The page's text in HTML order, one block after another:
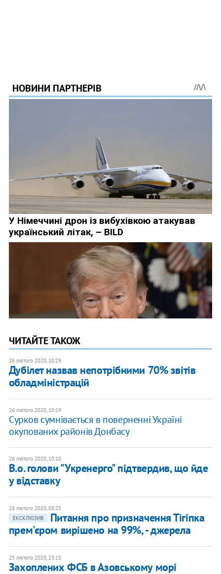
ЧИТАЙТЕ ТАКОЖ
26 лютого 2020, 10:29
Дубілет назвав непотрібними 70% звітів
обладміністрацій
26 лютого 2020, 10:19
Сурков сумнівається в поверненні Україні
окупованих районів Донбасу
26 лютого 2020, 10:10
В.о. голови "Укренерго" підтвердив, що йде
у відставку
26 лютого 2020, 08:25
ЕКСКЛЮЗИВ
Питання про призначення Тігіпка
прем'єром вирішено на 99%, - джерела
25 лютого 2020, 23:15
Захоплених ФСБ в Азовському морі